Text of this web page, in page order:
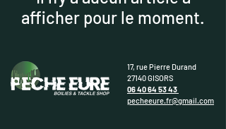
afficher pour le moment.
17, rue Pierre Durand
27140 GISORS
06 40 64 53 43
pecheeure.fr@gmail.com